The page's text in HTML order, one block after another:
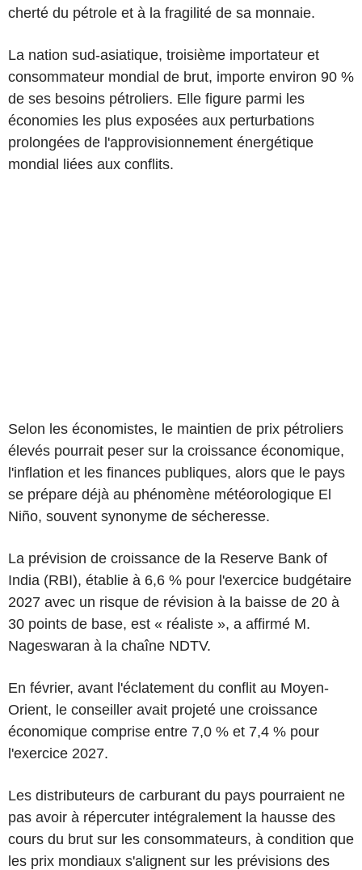
cherté du pétrole et à la fragilité de sa monnaie.
La nation sud-asiatique, troisième importateur et
consommateur mondial de brut, importe environ 90 %
de ses besoins pétroliers. Elle figure parmi les
économies les plus exposées aux perturbations
prolongées de l'approvisionnement énergétique
mondial liées aux conflits.
Selon les économistes, le maintien de prix pétroliers
élevés pourrait peser sur la croissance économique,
l'inflation et les finances publiques, alors que le pays
se prépare déjà au phénomène météorologique El
Niño, souvent synonyme de sécheresse.
La prévision de croissance de la Reserve Bank of
India (RBI), établie à 6,6 % pour l'exercice budgétaire
2027 avec un risque de révision à la baisse de 20 à
30 points de base, est « réaliste », a affirmé M.
Nageswaran à la chaîne NDTV.
En février, avant l'éclatement du conflit au Moyen-
Orient, le conseiller avait projeté une croissance
économique comprise entre 7,0 % et 7,4 % pour
l'exercice 2027.
Les distributeurs de carburant du pays pourraient ne
pas avoir à répercuter intégralement la hausse des
cours du brut sur les consommateurs, à condition que
les prix mondiaux s'alignent sur les prévisions des